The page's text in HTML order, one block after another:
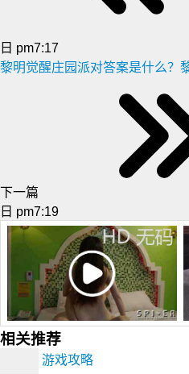
日 pm7:17
黎明觉醒庄园派对答案是什么？
下一篇
日 pm7:19
相关推荐
游戏攻略